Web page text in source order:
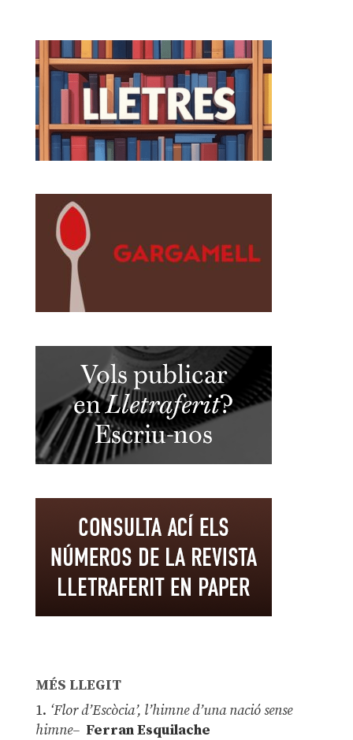
MÉS LLEGIT
1. ‘Flor d’Escòcia’, l’himne d’una nació sense
himne– Ferran Esquilache